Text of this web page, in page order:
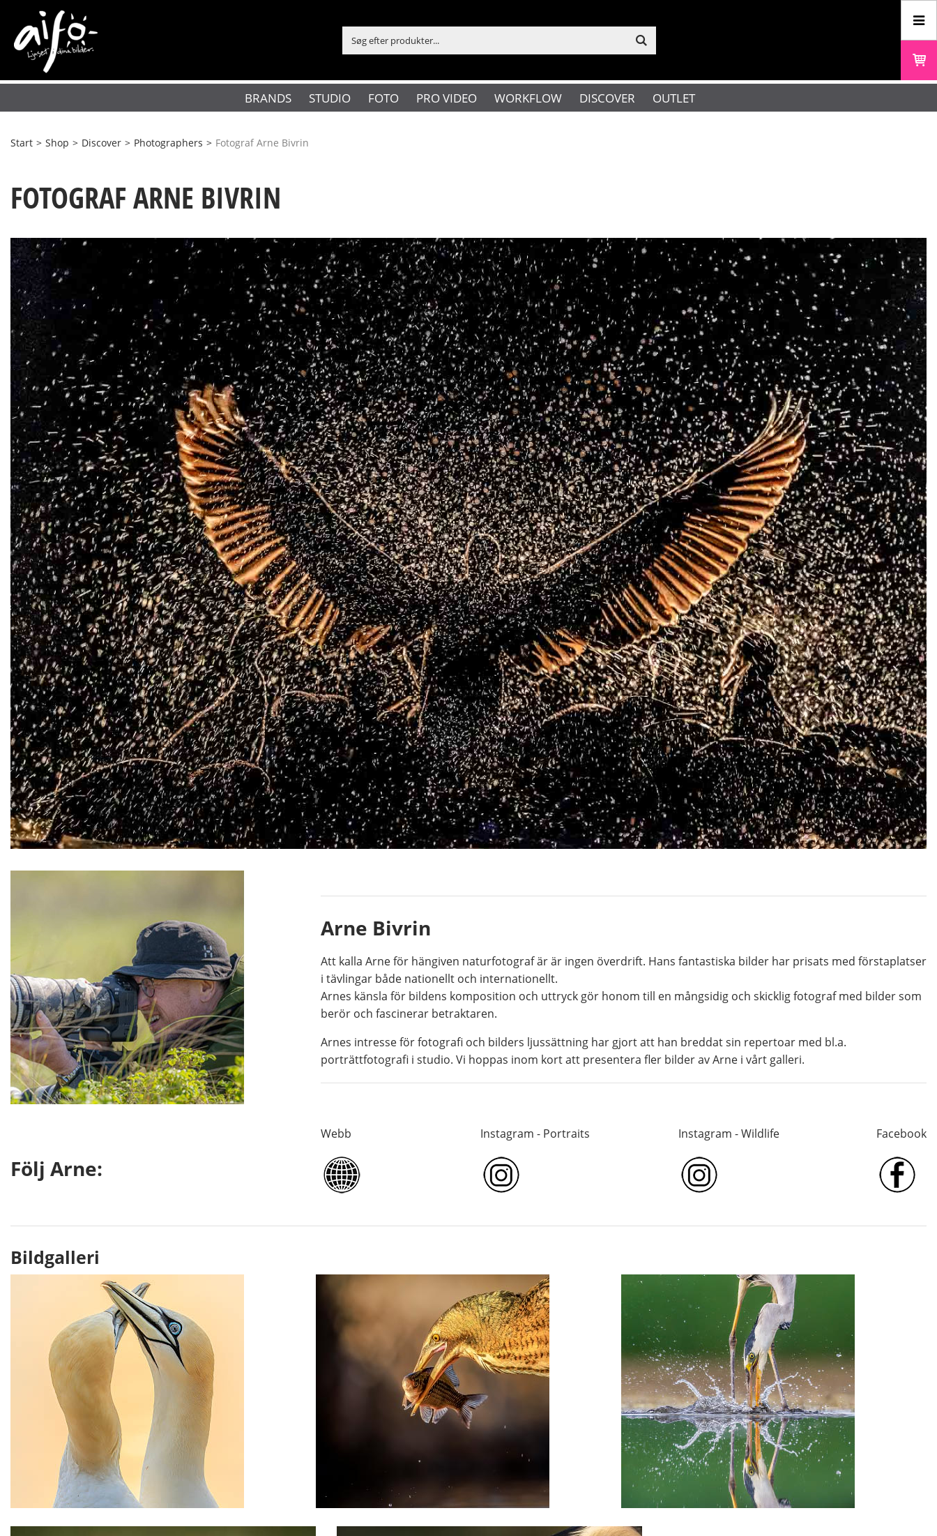
BRANDS STUDIO FOTO PRO VIDEO WORKFLOW DISCOVER OUTLET
Start > Shop > Discover > Photographers > Fotograf Arne Bivrin
FOTOGRAF ARNE BIVRIN
Arne Bivrin
Att kalla Arne för hängiven naturfotograf är är ingen överdrift. Hans fantastiska bilder har prisats med förstaplatser
i tävlingar både nationellt och internationellt.
Arnes känsla för bildens komposition och uttryck gör honom till en mångsidig och skicklig fotograf med bilder som
berör och fascinerar betraktaren.
Arnes intresse för fotografi och bilders ljussättning har gjort att han breddat sin repertoar med bl.a.
porträttfotografi i studio. Vi hoppas inom kort att presentera fler bilder av Arne i vårt galleri.
Följ Arne:
Webb Instagram - Portraits Instagram - Wildlife Facebook
Bildgalleri